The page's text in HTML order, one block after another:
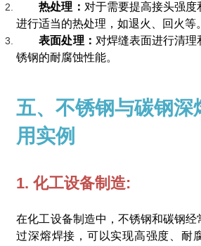
热处理： 对于需要提高接头强度
进行适当的热处理，如退火、回火等。
表面处理： 对焊缝表面进行清
锈钢的耐腐蚀性能。
五、不锈钢与碳钢深
用实例
1. 化工设备制造:
在化工设备制造中，不锈钢和碳钢经
过深熔焊接，可以实现高强度、耐